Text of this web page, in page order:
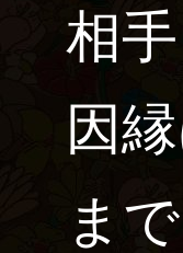
相
因
ま